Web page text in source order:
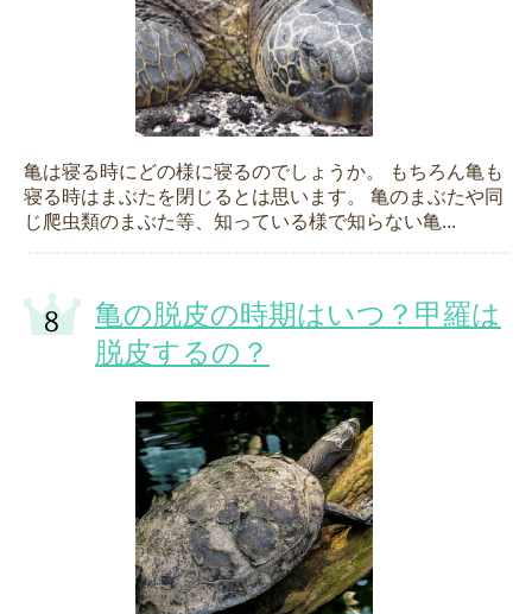
亀は寝る時にどの様に寝るのでしょうか。 もちろん亀も
寝る時はまぶたを閉じるとは思います。 亀のまぶたや同
じ爬虫類のまぶた等、知っている様で知らない亀...
亀の脱皮の時期はいつ？甲羅は
脱皮するの？